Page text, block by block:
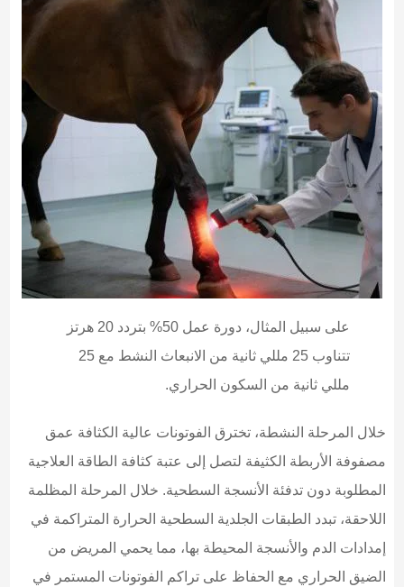
على سبيل المثال، دورة عمل 50% بتردد 20 هرتز
تتناوب 25 مللي ثانية من الانبعاث النشط مع 25
مللي ثانية من السكون الحراري.
خلال المرحلة النشطة، تخترق الفوتونات عالية الكثافة عمق
مصفوفة الأربطة الكثيفة لتصل إلى عتبة كثافة الطاقة العلاجية
المطلوبة دون تدفئة الأنسجة السطحية. خلال المرحلة المظلمة
اللاحقة، تبدد الطبقات الجلدية السطحية الحرارة المتراكمة في
إمدادات الدم والأنسجة المحيطة بها، مما يحمي المريض من
الضيق الحراري مع الحفاظ على تراكم الفوتونات المستمر في